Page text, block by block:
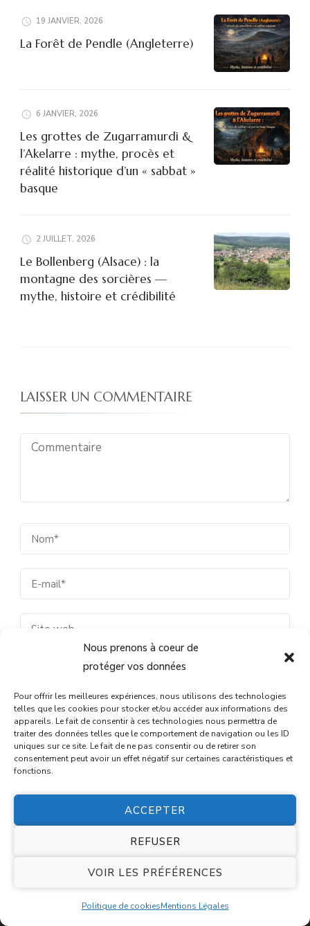
Nous prenons à coeur de
protéger vos données
Pour offrir les meilleures expériences, nous utilisons des technologies
telles que les cookies pour stocker et/ou accéder aux informations des
appareils. Le fait de consentir à ces technologies nous permettra de
traiter des données telles que le comportement de navigation ou les ID
uniques sur ce site. Le fait de ne pas consentir ou de retirer son
consentement peut avoir un effet négatif sur certaines caractéristiques et
fonctions.
ACCEPTER
REFUSER
VOIR LES PRÉFÉRENCES
Politique de cookiesMentions Légales
19 JANVIER, 2026
La Forêt de Pendle (Angleterre)
6 JANVIER, 2026
Les grottes de Zugarramurdi &
l’Akelarre : mythe, procès et
réalité historique d’un « sabbat »
basque
2 JUILLET, 2026
Le Bollenberg (Alsace) : la
montagne des sorcières —
mythe, histoire et crédibilité
LAISSER UN COMMENTAIRE
Enregistrer mon nom, mon e-mail et mon site dans le
Alternative:
Conditions générales de vente
Politique de cookies